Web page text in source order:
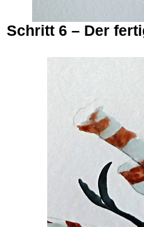
Schritt 6 – Der